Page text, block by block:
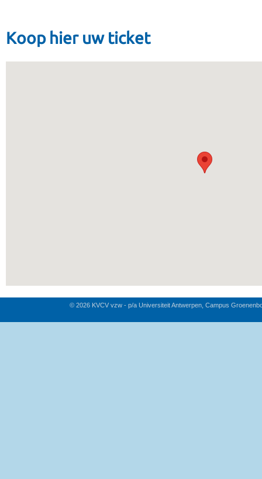
Koop hier uw ticket
© 2026 KVCV vzw - p/a Universiteit Antwerpen, Campus